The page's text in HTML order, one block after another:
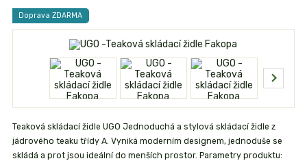
Doprava ZDARMA
Teaková skládací židle UGO Jednoduchá a stylová skládací židle z
jádrového teaku třídy A. Vyniká moderním designem, jednoduše se
skládá a prot jsou ideální do menších prostor. Parametry produktu: